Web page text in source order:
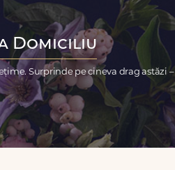
Domiciliu
Surprinde pe cineva drag astăzi –